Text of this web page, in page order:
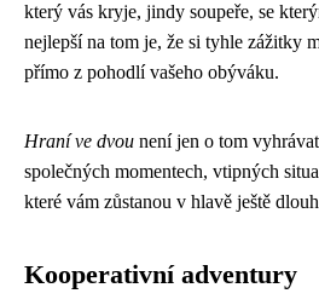
který vás kryje, jindy soupeře, se
nejlepší na tom je, že si tyhle zážitky
přímo z pohodlí vašeho obýváku.
Hraní ve dvou není jen o tom
společných momentech, vtipných
které vám zůstanou v hlavě ještě
Kooperativní adventury